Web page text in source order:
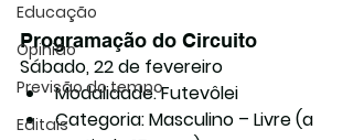
Educação
Opinião
Previsão do tempo
Editais
Programação do Circuito
Sábado, 22 de fevereiro
Modalidade: Futevôlei
Categoria: Masculino – Livre (a